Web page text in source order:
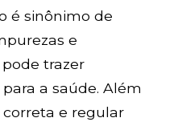
é sinônimo de
e
trazer
a saúde. Além
correta e regular